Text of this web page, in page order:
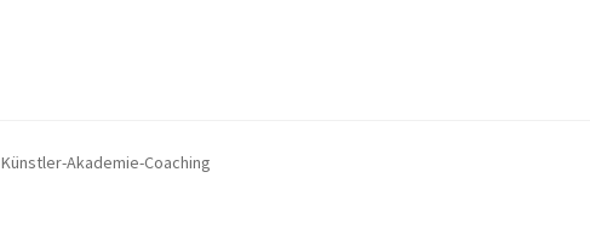
Künstler-Akademie-Coaching